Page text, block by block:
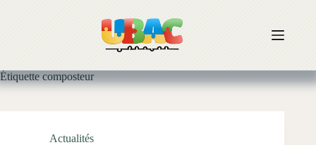
Étiquette composteur
Actualités